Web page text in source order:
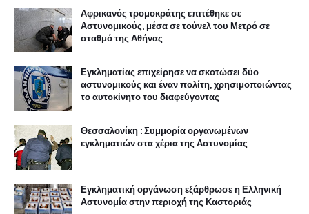
Αφρικανός τρομοκράτης επιτέθηκε σε
Αστυνομικούς, μέσα σε τούνελ του Μετρό σε
σταθμό της Αθήνας
Εγκληματίας επιχείρησε να σκοτώσει δύο
αστυνομικούς και έναν πολίτη, χρησιμοποιώντας
το αυτοκίνητο του διαφεύγοντας
Θεσσαλονίκη : Συμμορία οργανωμένων
εγκληματιών στα χέρια της Αστυνομίας
Εγκληματική οργάνωση εξάρθρωσε η Ελληνική
Αστυνομία στην περιοχή της Καστοριάς